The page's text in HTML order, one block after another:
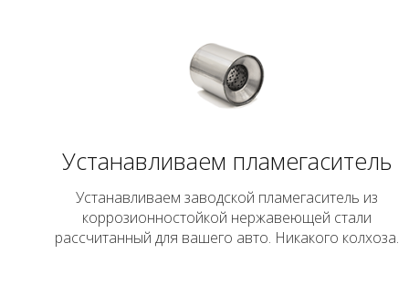
Устанавливаем пламегаситель
Устанавливаем заводской пламегаситель из
коррозионностойкой нержавеющей стали
рассчитанный для вашего авто. Никакого колхоза.